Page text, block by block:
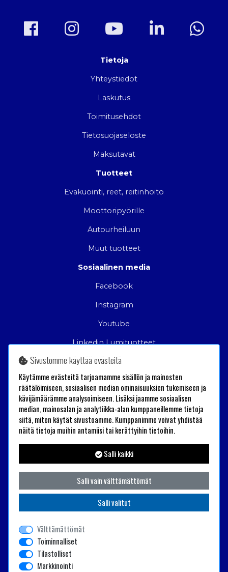
Tietoja
Yhteystiedot
Laskutus
Toimitusehdot
Tietosuojaseloste
Maksutavat
Tuotteet
Evakuointi, reet, reitinhoito
Moottoripyörille
Autourheiluun
Muut tuotteet
Sosiaalinen media
Facebook
Instagram
Youtube
Linkedin Lumituotteet
Trailander Oy
Tehtaantie 26
60100 Seinäjoki
+358(0)40 1976131
shop(at)trailander.com
© 2025 Trailander Oy
Sivustomme käyttää evästeitä
Käytämme evästeitä tarjoamamme sisällön ja mainosten
räätälöimiseen, sosiaalisen median ominaisuuksien tukemiseen ja
kävijämäärämme analysoimiseen. Lisäksi jaamme sosiaalisen
median, mainosalan ja analytiikka-alan kumppaneillemme tietoja
siitä, miten käytät sivustoamme. Kumppanimme voivat yhdistää
näitä tietoja muihin antamiisi tai kerättyihin tietoihin.
Salli kaikki
Salli vain välttämättömät
Salli valitut
Välttämättömät
Toiminnalliset
Tilastolliset
Markkinointi